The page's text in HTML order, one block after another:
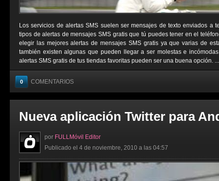
Los servicios de alertas SMS suelen ser mensajes de texto enviados a
tipos de alertas de mensajes SMS gratis que tú puedes tener en el
elegir las mejores alertas de mensajes SMS gratis ya que varias de
también existen algunas que pueden llegar a ser molestas e
alertas SMS gratis de tus tiendas favoritas pueden ser una buena opción. ...
0 COMENTARIOS
Nueva aplicación Twitter para
por FULLMóvil Editor
Publicado el 4 de noviembre, 2010 a las 04:57